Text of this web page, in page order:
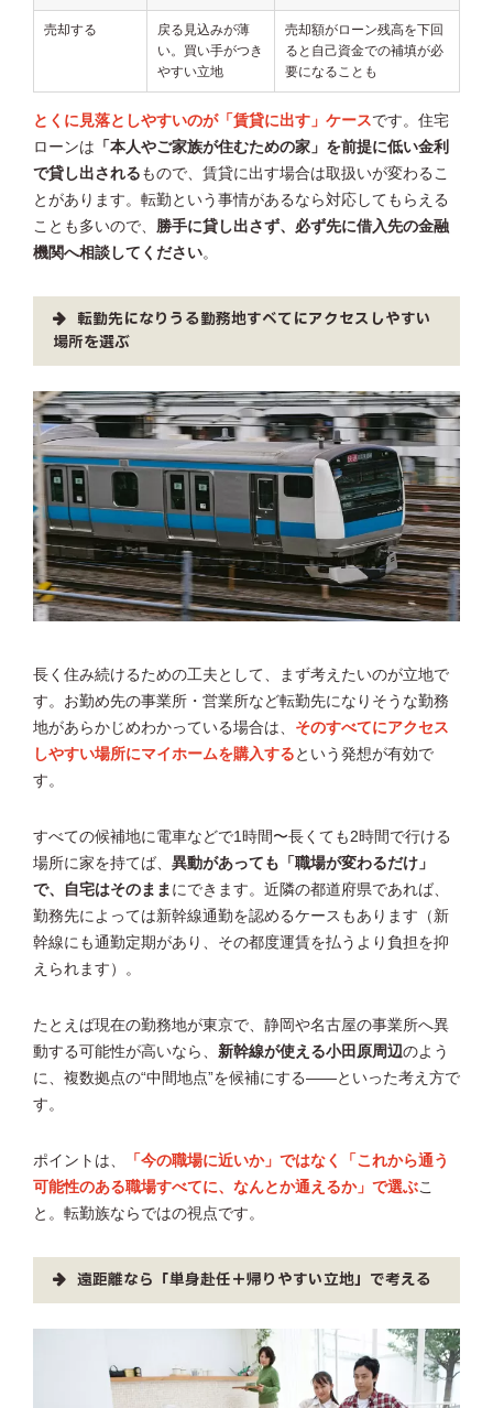
売却する
戻る見込みが薄
い。買い手がつき
やすい立地
売却額がローン残高を下回
ると自己資金での補填が必
要になることも
とくに見落としやすいのが「賃貸に出す」ケースです。住宅
ローンは 「本人やご家族が住むための家」を前提に低い金利
で貸し出される もので、賃貸に出す場合は取扱いが変わるこ
とがあります。転勤という事情があるなら対応してもらえる
ことも多いので、 勝手に貸し出さず、必ず先に借入先の金融
機関へ相談してください。
転勤先になりうる勤務地すべてにアクセスしやすい
場所を選ぶ
長く住み続けるための工夫として、まず考えたいのが立地で
す。お勤め先の事業所・営業所など転勤先になりそうな勤務
地があらかじめわかっている場合は、 そのすべてにアクセス
しやすい場所にマイホームを購入する という発想が有効で
す。
すべての候補地に電車などで1時間〜長くても2時間で行ける
場所に家を持てば、 異動があっても「職場が変わるだけ」
で、自宅はそのまま にできます。近隣の都道府県であれば、
勤務先によっては新幹線通勤を認めるケースもあります（新
幹線にも通勤定期があり、その都度運賃を払うより負担を抑
えられます）。
たとえば現在の勤務地が東京で、静岡や名古屋の事業所へ異
動する可能性が高いなら、 新幹線が使える小田原周辺のよう
に、複数拠点の“中間地点”を候補にする——といった考え方で
す。
ポイントは、
「今の職場に近いか」ではなく「これから通う
可能性のある職場すべてに、なんとか通えるか」で選ぶこ
と。転勤族ならではの視点です。
遠距離なら「単身赴任＋帰りやすい立地」で考える